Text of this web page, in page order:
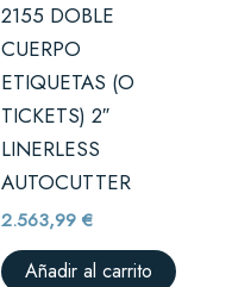
2155 DOBLE
CUERPO
ETIQUETAS (O
TICKETS) 2″
LINERLESS
AUTOCUTTER
2.563,99€
Añadir al carrito